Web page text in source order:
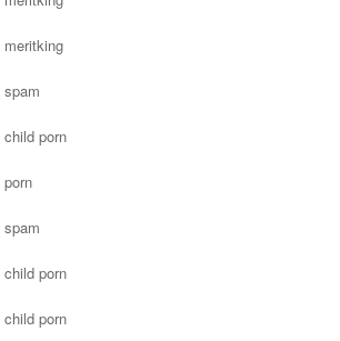
meritking
spam
child porn
porn
spam
child porn
child porn